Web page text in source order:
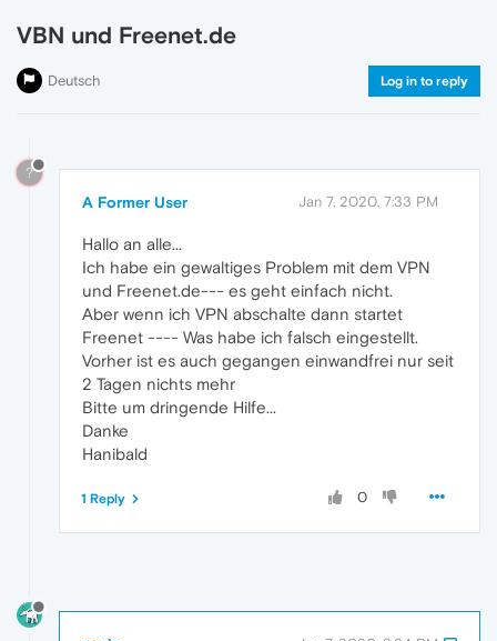
VBN und Freenet.de
Deutsch Log in to reply
?
A Former User Jan 7, 2020, 7:33 PM
Hallo an alle...
Ich habe ein gewaltiges Problem mit dem VPN
und Freenet.de--- es geht einfach nicht.
Aber wenn ich VPN abschalte dann startet
Freenet ---- Was habe ich falsch eingestellt.
Vorher ist es auch gegangen einwandfrei nur seit
2 Tagen nichts mehr
Bitte um dringende Hilfe...
Danke
Hanibald
0
1 Reply